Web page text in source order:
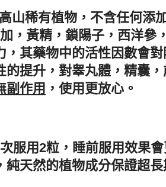
山稀有植物，不含任何添
，黃精，鎖陽子，西洋參
其藥物中的活性因數會
的提升，對睾丸體，精囊
副作用 ，使用更放心。
服用2粒，睡前服用效果
天然的植物成分保證超